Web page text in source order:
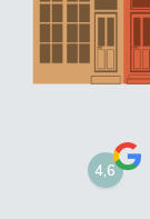
4,6